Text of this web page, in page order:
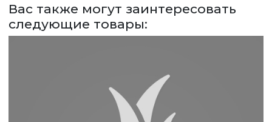
ЗАДАТЬ ВОПРОС
ВЕРНУТСЯ НА ГЛАВНЫЙ САЙТ
Вас также могут заинтересовать
следующие товары: